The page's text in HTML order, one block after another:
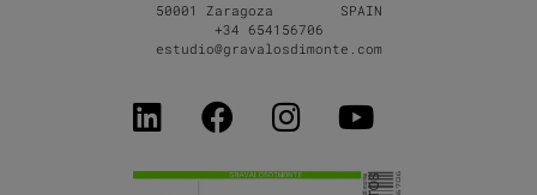
50001 Zaragoza SPAIN
+34 654156706
estudio@gravalosdimonte.com